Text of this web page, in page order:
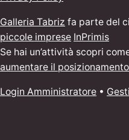
Galleria Tabriz fa parte del
piccole imprese InPrimis
Se hai un’attività scopri
aumentare il
Login Amministratore •